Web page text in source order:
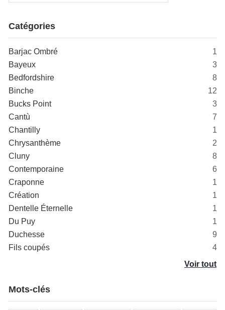
Catégories
Barjac Ombré
1
Bayeux
3
Bedfordshire
8
Binche
12
Bucks Point
3
Cantù
7
Chantilly
1
Chrysanthème
2
Cluny
8
Contemporaine
6
Craponne
1
Création
1
Dentelle Éternelle
1
Du Puy
1
Duchesse
9
Fils coupés
4
Voir tout
Mots-clés